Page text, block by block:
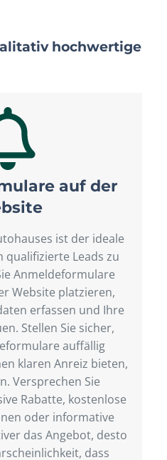
hochwertige
auf der
ist der ideale
qualifizierte Leads zu
Anmeldeformulare
Website platzieren,
erfassen und Ihre
Stellen Sie sicher,
auffällig
klaren Anreiz bieten,
Versprechen Sie
Rabatte, kostenlose
oder informative
das Angebot, desto
dass